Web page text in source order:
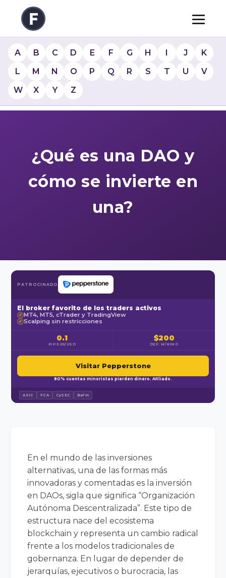
A B C D E F G H I J
K
L
M N O P Q R S T U
V
W
X Y Z
¿Qué es una DAO y
cómo se invierte en
una?
PATROCINADO
El broker favorito de los traders activos
✓ MT4, MT5, cTrader y TradingView
✓ Scalping sin restricciones
0.1
PIP EUR/USD
$200
DEP. MÍNIMO
Visitar Pepperstone
80% cuentas minoristas pierden dinero. Afiliado.
ASIC FCA CySEC BaFin
En el mundo de las inversiones
alternativas, una de las formas más
innovadoras y comentadas es la inversión
en DAOs, sigla que significa “Organización
Autónoma Descentralizada”. Este tipo de
estructura nace del ecosistema
blockchain y representa un cambio radical
frente a los modelos tradicionales de
gobernanza. En lugar de depender de
jerarquías, ejecutivos o burocracia, las